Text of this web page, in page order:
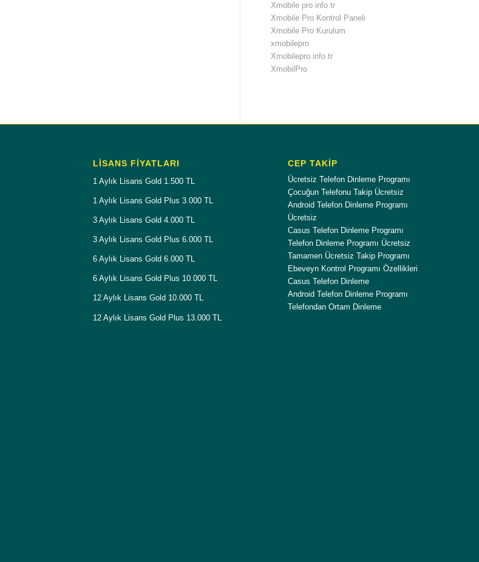
Xmobile pro info tr
Xmobile Pro Kontrol Paneli
Xmobile Pro Kurulum
xmobilepro
Xmobilepro info tr
XmobilPro
LISANS FIYATLARI
1 Aylık Lisans Gold 1.500 TL
1 Aylık Lisans Gold Plus 3.000 TL
3 Aylık Lisans Gold 4.000 TL
3 Aylık Lisans Gold Plus 6.000 TL
6 Aylık Lisans Gold 6.000 TL
6 Aylık Lisans Gold Plus 10.000 TL
12 Aylık Lisans Gold 10.000 TL
12 Aylık Lisans Gold Plus 13.000 TL
CEP TAKİP
Ücretsiz Telefon Dinleme Programı
Çocuğun Telefonu Takip Ücretsiz
Android Telefon Dinleme Programı
Ücretsiz
Casus Telefon Dinleme Programı
Telefon Dinleme Programı Ücretsiz
Tamamen Ücretsiz Takip Programı
Ebeveyn Kontrol Programı Özellikleri
Casus Telefon Dinleme
Android Telefon Dinleme Programı
Telefondan Ortam Dinleme